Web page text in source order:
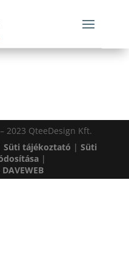
2023 QteeDesign Kft.
Süti tájékoztató | Süti
|
DAVEWEB